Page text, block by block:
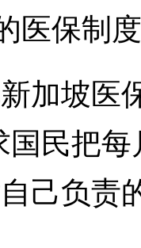
医保制
坡医保
国民把
己负责